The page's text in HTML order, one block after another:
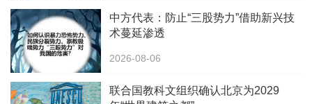
中方代表：防止“三股势力”借助新兴技
术蔓延渗透
2026-08-06
联合国教科文组织确认北京为2029